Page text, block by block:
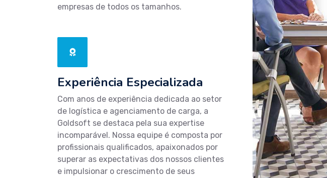
empresas de todos os tamanhos.
Experiência Especializada
Com anos de experiência dedicada ao setor
de logística e agenciamento de carga, a
Goldsoft se destaca pela sua expertise
incomparável. Nossa equipe é composta por
profissionais qualificados, apaixonados por
superar as expectativas dos nossos clientes
e impulsionar o crescimento de seus